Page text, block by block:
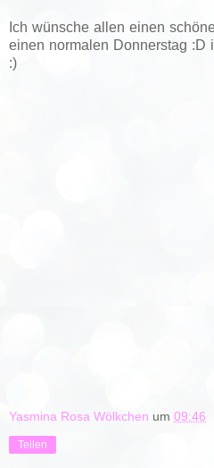
Ich wünsche allen einen
einen normalen Donnerstag
:)
Yasmina Rosa Wölkchen um 09:46
Teilen